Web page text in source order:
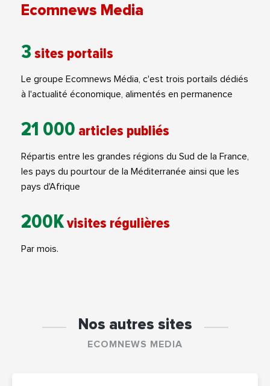
Ecomnews Media
3 sites portails
Le groupe Ecomnews Média, c'est trois portails dédiés
à l'actualité économique, alimentés en permanence
21 000 articles publiés
Répartis entre les grandes régions du Sud de la France,
les pays du pourtour de la Méditerranée ainsi que les
pays d'Afrique
200Kvisites régulières
Par mois.
Nos autres sites
ECOMNEWS MEDIA